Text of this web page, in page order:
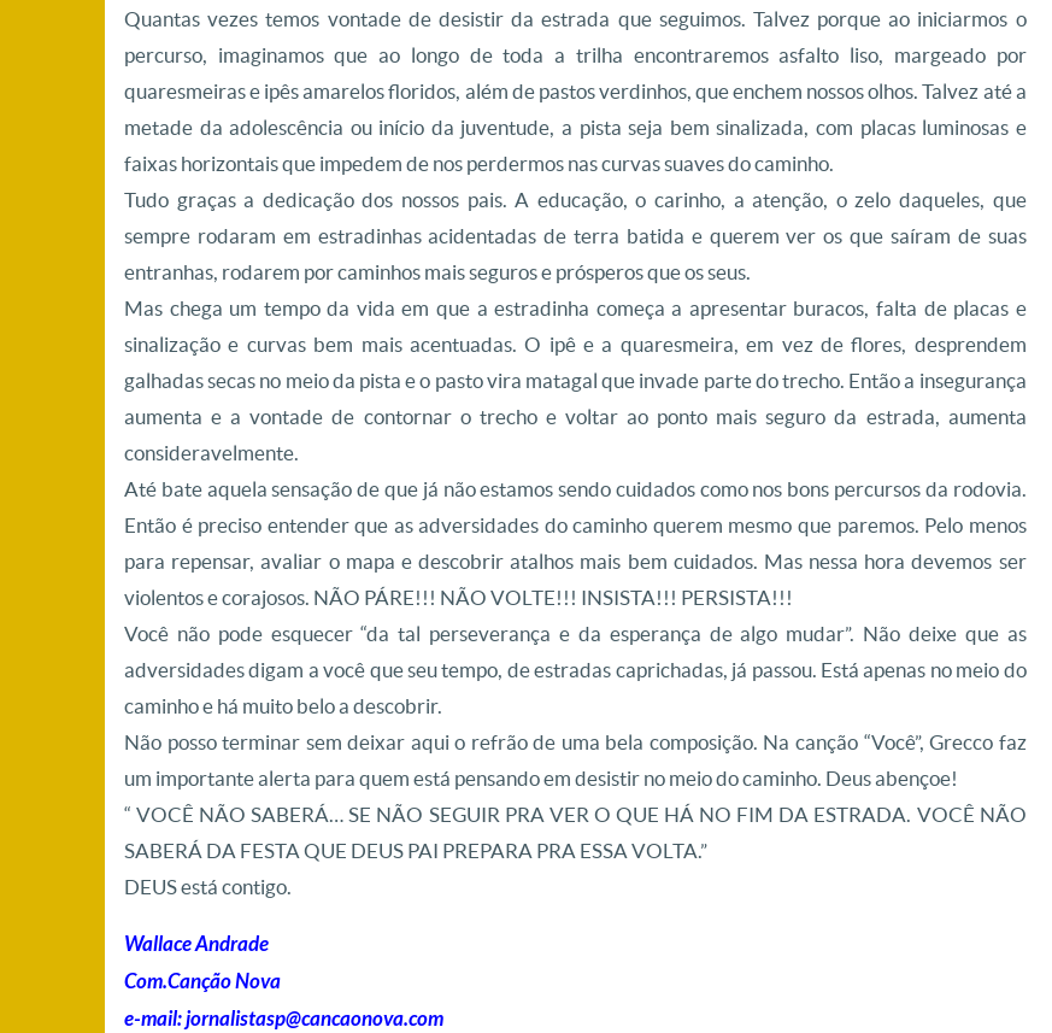
Quantas vezes temos vontade de desistir da estrada que seguimos. Talvez porque ao iniciarmos o
percurso, imaginamos que ao longo de toda a trilha encontraremos asfalto liso, margeado por
quaresmeiras e ipês amarelos floridos, além de pastos verdinhos, que enchem nossos olhos. Talvez até a
metade da adolescência ou início da juventude, a pista seja bem sinalizada, com placas luminosas e
faixas horizontais que impedem de nos perdermos nas curvas suaves do caminho.
Tudo graças a dedicação dos nossos pais. A educação, o carinho, a atenção, o zelo daqueles, que
sempre rodaram em estradinhas acidentadas de terra batida e querem ver os que saíram de suas
entranhas, rodarem por caminhos mais seguros e prósperos que os seus.
Mas chega um tempo da vida em que a estradinha começa a apresentar buracos, falta de placas e
sinalização e curvas bem mais acentuadas. O ipê e a quaresmeira, em vez de flores, desprendem
galhadas secas no meio da pista e o pasto vira matagal que invade parte do trecho. Então a insegurança
aumenta e a vontade de contornar o trecho e voltar ao ponto mais seguro da estrada, aumenta
consideravelmente.
Até bate aquela sensação de que já não estamos sendo cuidados como nos bons percursos da rodovia.
Então é preciso entender que as adversidades do caminho querem mesmo que paremos. Pelo menos
para repensar, avaliar o mapa e descobrir atalhos mais bem cuidados. Mas nessa hora devemos ser
violentos e corajosos. NÃO PÁRE!!! NÃO VOLTE!!! INSISTA!!! PERSISTA!!!
Você não pode esquecer “da tal perseverança e da esperança de algo mudar”. Não deixe que as
adversidades digam a você que seu tempo, de estradas caprichadas, já passou. Está apenas no meio do
caminho e há muito belo a descobrir.
Não posso terminar sem deixar aqui o refrão de uma bela composição. Na canção “Você”, Grecco faz
um importante alerta para quem está pensando em desistir no meio do caminho. Deus abençoe!
“ VOCÊ NÃO SABERÁ… SE NÃO SEGUIR PRA VER O QUE HÁ NO FIM DA ESTRADA. VOCÊ NÃO
SABERÁ DA FESTA QUE DEUS PAI PREPARA PRA ESSA VOLTA.”
DEUS está contigo.
Wallace Andrade
Com.Canção Nova
e-mail: jornalistasp@cancaonova.com